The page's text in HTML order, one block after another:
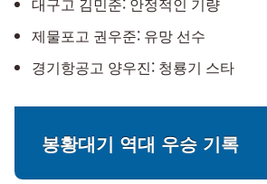
제물포고 권우준: 유망 선수
경기항공고 양우진: 청룡기 스타
봉황대기 역대 우승 기록